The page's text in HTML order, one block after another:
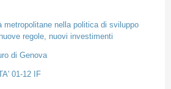
metropolitane nella politica di sviluppo
regole, nuovi investimenti
di Genova
01-12 IF